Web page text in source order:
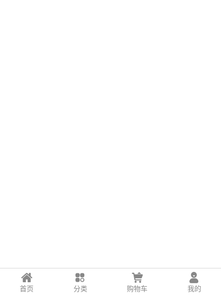
首页 分类 购物车 我的